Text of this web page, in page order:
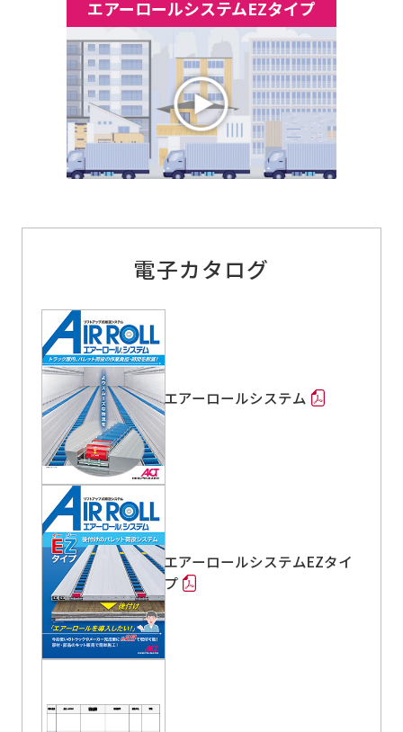
エアーロールシステムEZタイプ
電子カタログ
エアーロールシステム
エアーロールシステムEZタイ
プ